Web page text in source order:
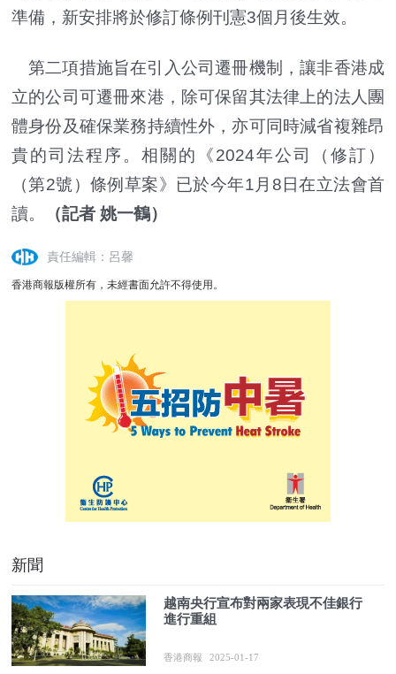
準備，新安排將於修訂條例刊憲3個月後生效。
第二項措施旨在引入公司遷冊機制，讓非香港成
立的公司可遷冊來港，除可保留其法律上的法人團
體身份及確保業務持續性外，亦可同時減省複雜昂
貴的司法程序。相關的《2024年公司（修訂）
（第2號）條例草案》已於今年1月8日在立法會首
讀。
（記者 姚一鶴）
責任編輯：呂馨
香港商報版權所有，未經書面允許不得使用。
新聞
越南央行宣布對兩家表現不佳銀行
進行重組
香港商報 2025-01-17